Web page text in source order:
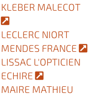
KLEBER MALECOT
LECLERC NIORT
MENDES FRANCE
LISSAC L'OPTICIEN
ECHIRE
MAIRE MATHIEU